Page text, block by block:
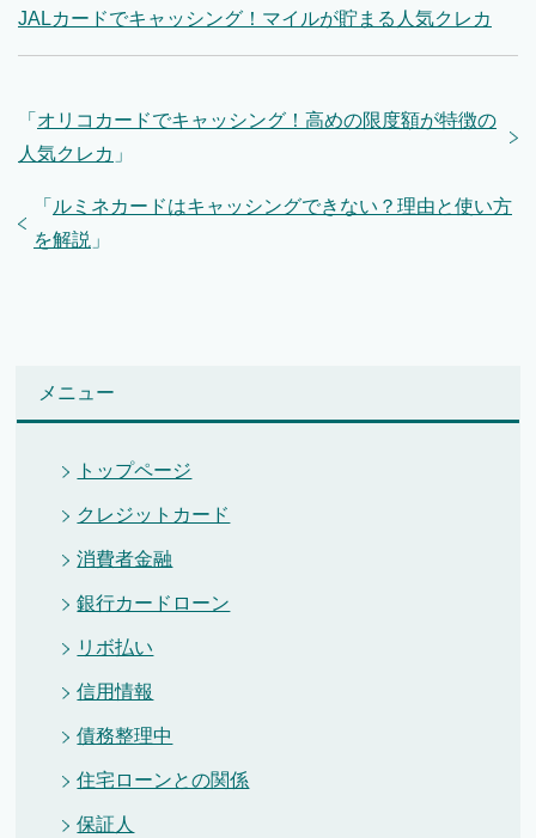
JALカードでキャッシング！マイルが貯まる人気クレカ
「 オリコカードでキャッシング！高めの限度額が特徴の
人気クレカ 」
「 ルミネカードはキャッシングできない？理由と使い方
を解説 」
メニュー
トップページ
クレジットカード
消費者金融
銀行カードローン
リボ払い
信用情報
債務整理中
住宅ローンとの関係
保証人